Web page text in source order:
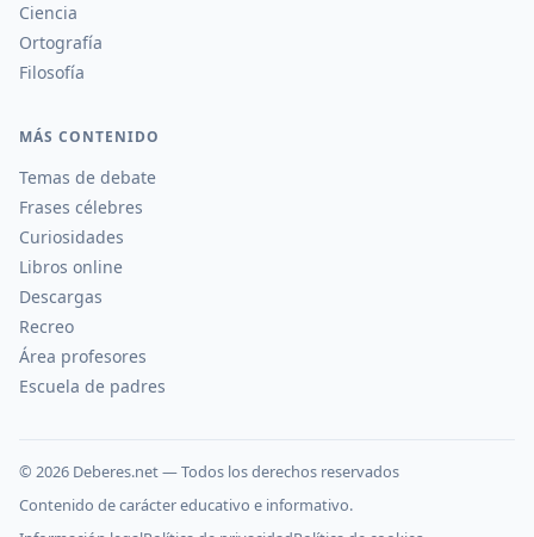
Ciencia
Ortografía
Filosofía
MÁS CONTENIDO
Temas de debate
Frases célebres
Curiosidades
Libros online
Descargas
Recreo
Área profesores
Escuela de padres
© 2026 Deberes.net — Todos los derechos reservados
Contenido de carácter educativo e informativo.